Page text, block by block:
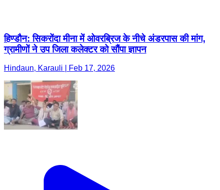
हिण्डौन: सिकरोंदा मीना में ओवरब्रिज के नीचे अंडरपास की मांग,
ग्रामीणों ने उप जिला कलेक्टर को सौंपा ज्ञापन
Hindaun, Karauli | Feb 17, 2026